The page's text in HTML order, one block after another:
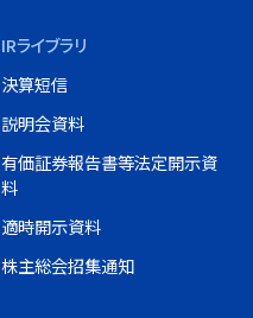
IRライブラリ
決算短信
説明会資料
有価証券報告書等法定開示資
料
適時開示資料
株主総会招集通知